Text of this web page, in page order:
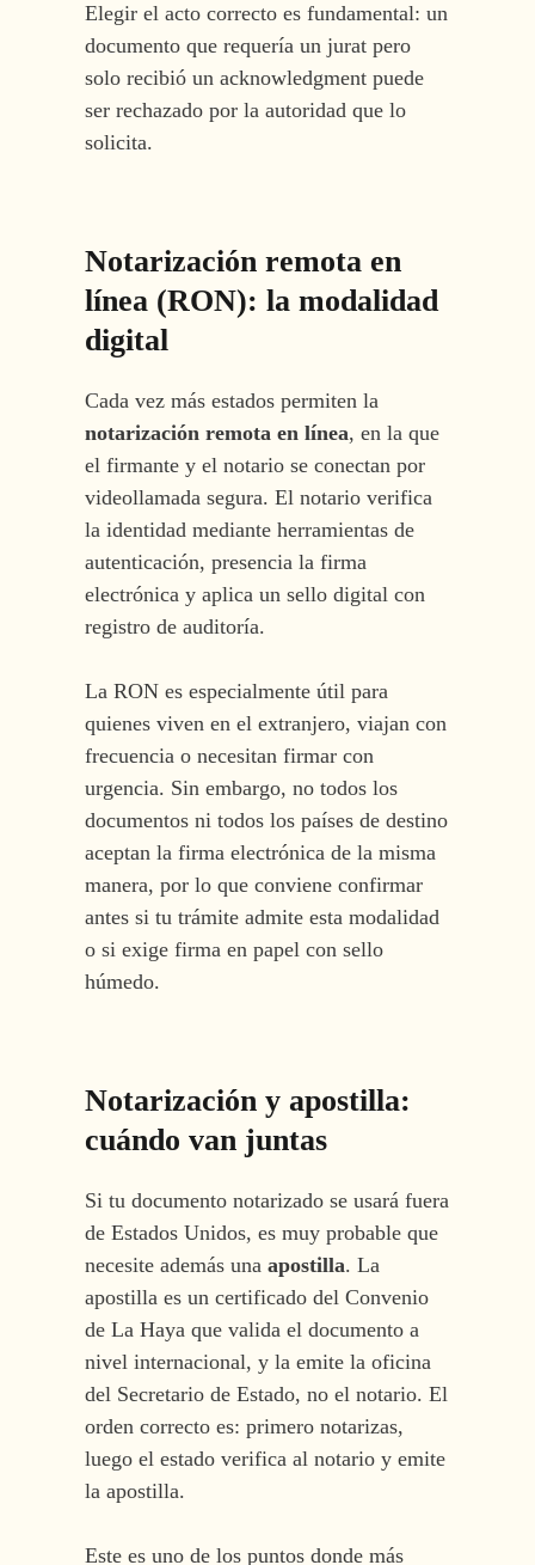
Elegir el acto correcto es fundamental: un
documento que requería un jurat pero
solo recibió un acknowledgment puede
ser rechazado por la autoridad que lo
solicita.
Notarización remota en
línea (RON): la modalidad
digital
Cada vez más estados permiten la
notarización remota en línea, en la que
el firmante y el notario se conectan por
videollamada segura. El notario verifica
la identidad mediante herramientas de
autenticación, presencia la firma
electrónica y aplica un sello digital con
registro de auditoría.
La RON es especialmente útil para
quienes viven en el extranjero, viajan con
frecuencia o necesitan firmar con
urgencia. Sin embargo, no todos los
documentos ni todos los países de destino
aceptan la firma electrónica de la misma
manera, por lo que conviene confirmar
antes si tu trámite admite esta modalidad
o si exige firma en papel con sello
húmedo.
Notarización y apostilla:
cuándo van juntas
Si tu documento notarizado se usará fuera
de Estados Unidos, es muy probable que
necesite además una apostilla. La
apostilla es un certificado del Convenio
de La Haya que valida el documento a
nivel internacional, y la emite la oficina
del Secretario de Estado, no el notario. El
orden correcto es: primero notarizas,
luego el estado verifica al notario y emite
la apostilla.
Este es uno de los puntos donde más